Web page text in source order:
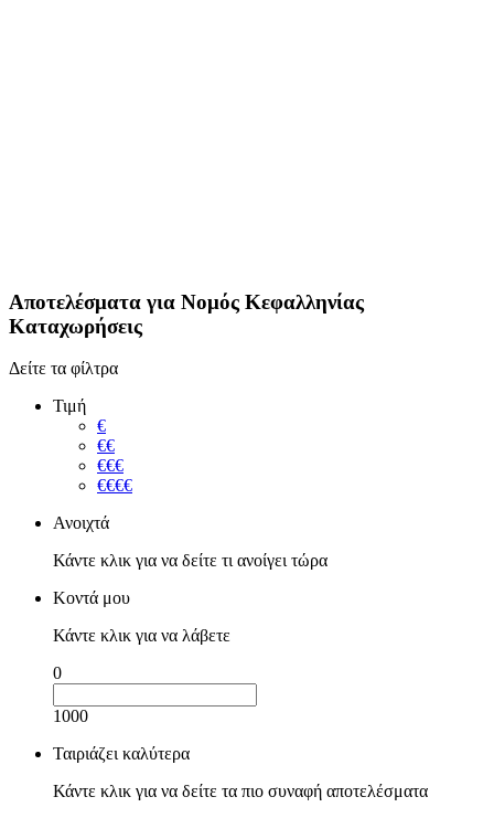
Αποτελέσματα για Νομός Κεφαλληνίας
Καταχωρήσεις
Δείτε τα φίλτρα
Τιμή
€
€€
€€€
€€€€
Ανοιχτά
Κάντε κλικ για να δείτε τι ανοίγει τώρα
Κοντά μου
Κάντε κλικ για να λάβετε
0
1000
Ταιριάζει καλύτερα
Κάντε κλικ για να δείτε τα πιο συναφή αποτελέσματα